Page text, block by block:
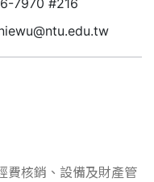
費核銷、設備及財產管